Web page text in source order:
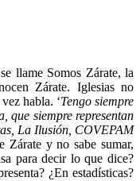
llame Somos Zárate, la
Zárate. Iglesias no
habla. ‘Tengo siempre
que siempre representan
La Ilusión, COVEPAM
Zárate y no sabe sumar,
para decir lo que dice?
¿En estadísticas?